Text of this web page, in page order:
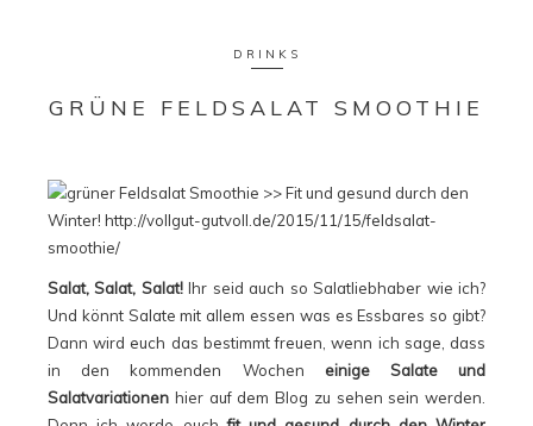
DRINKS
GRÜNE FELDSALAT SMOOTHIE
Salat, Salat, Salat!Ihr seid auch so Salatliebhaber wie ich?
Und könnt Salate mit allem essen was es Essbares so gibt?
Dann wird euch das bestimmt freuen, wenn ich sage, dass
in den kommenden Wochen einige Salate und
Salatvariationen hier auf dem Blog zu sehen sein werden.